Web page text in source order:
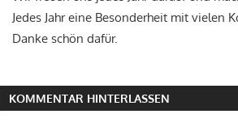
Jedes Jahr eine Besonderheit mit vielen
Danke schön dafür.
KOMMENTAR HINTERLASSEN